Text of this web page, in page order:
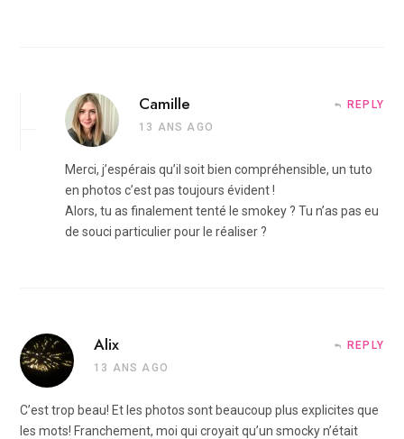
Camille
13 ANS AGO
REPLY
Merci, j’espérais qu’il soit bien compréhensible, un tuto
en photos c’est pas toujours évident !
Alors, tu as finalement tenté le smokey ? Tu n’as pas eu
de souci particulier pour le réaliser ?
Alix
13 ANS AGO
REPLY
C’est trop beau! Et les photos sont beaucoup plus explicites que
les mots! Franchement, moi qui croyait qu’un smocky n’était